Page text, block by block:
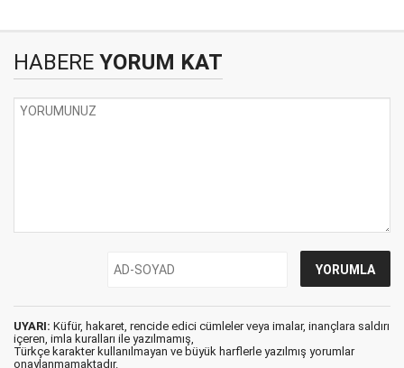
HABERE YORUM KAT
UYARI: Küfür, hakaret, rencide edici cümleler veya imalar, inançlara saldırı
içeren, imla kuralları ile yazılmamış,
Türkçe karakter kullanılmayan ve büyük harflerle yazılmış yorumlar
onaylanmamaktadır.